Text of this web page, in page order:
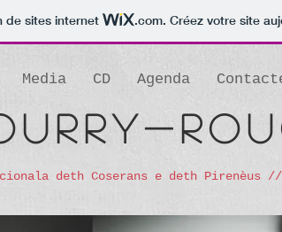
de sites internet .com. Créez votre site
Media CD Agenda
deth Coserans e deth Pirenèus //